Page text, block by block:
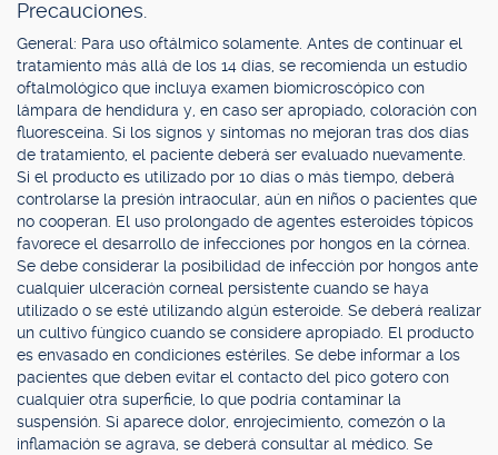
Precauciones.
General: Para uso oftálmico solamente. Antes de continuar el
tratamiento más allá de los 14 días, se recomienda un estudio
oftalmológico que incluya examen biomicroscópico con
lámpara de hendidura y, en caso ser apropiado, coloración con
fluoresceína. Si los signos y síntomas no mejoran tras dos días
de tratamiento, el paciente deberá ser evaluado nuevamente.
Si el producto es utilizado por 10 días o más tiempo, deberá
controlarse la presión intraocular, aún en niños o pacientes que
no cooperan. El uso prolongado de agentes esteroides tópicos
favorece el desarrollo de infecciones por hongos en la córnea.
Se debe considerar la posibilidad de infección por hongos ante
cualquier ulceración corneal persistente cuando se haya
utilizado o se esté utilizando algún esteroide. Se deberá realizar
un cultivo fúngico cuando se considere apropiado. El producto
es envasado en condiciones estériles. Se debe informar a los
pacientes que deben evitar el contacto del pico gotero con
cualquier otra superficie, lo que podría contaminar la
suspensión. Si aparece dolor, enrojecimiento, comezón o la
inflamación se agrava, se deberá consultar al médico. Se